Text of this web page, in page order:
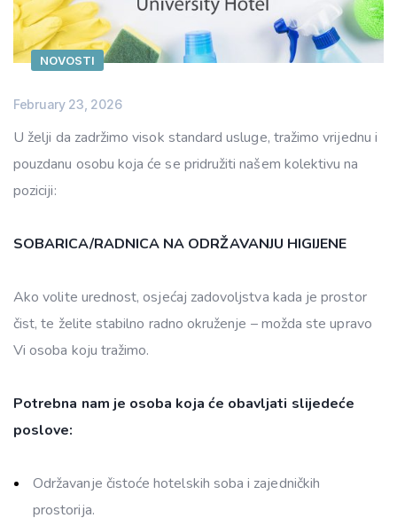
NOVOSTI
February 23, 2026
U želji da zadržimo visok standard usluge, tražimo vrijednu i
pouzdanu osobu koja će se pridružiti našem kolektivu na
poziciji:
SOBARICA/RADNICA NA ODRŽAVANJU HIGIJENE
Ako volite urednost, osjećaj zadovoljstva kada je prostor
čist, te želite stabilno radno okruženje – možda ste upravo
Vi osoba koju tražimo.
Potrebna nam je osoba koja će obavljati slijedeće
poslove:
Održavanje čistoće hotelskih soba i zajedničkih
prostorija.